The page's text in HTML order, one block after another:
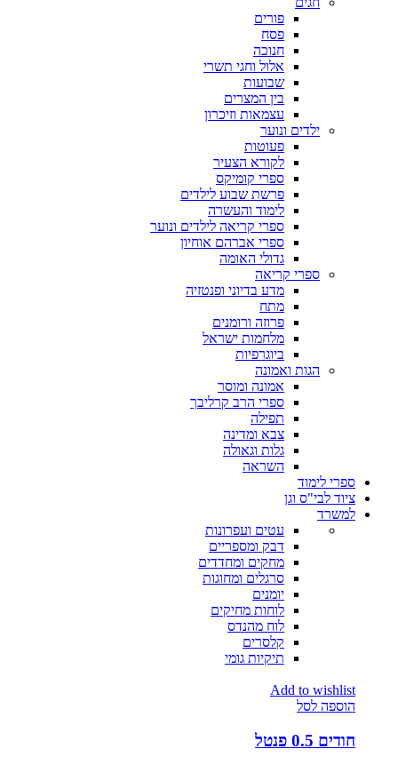
פורים
פסח
חנוכה
אלול וחגי תשרי
שבועות
בין המצרים
עצמאות וזיכרון
ילדים ונוער
פעוטות
לקורא הצעיר
ספרי קומיקס
פרשת שבוע לילדים
לימוד והעשרה
ספרי קריאה לילדים ונוער
ספרי אברהם אוחיון
גדולי האומה
ספרי קריאה
מדע בדיוני ופנטזיה
מתח
פרוזה ורומנים
מלחמות ישראל
ביוגרפיות
הגות ואמונה
אמונה ומוסר
ספרי הרב קרליבך
תפילה
צבא ומדינה
גלות וגאולה
השראה
ספרי לימוד
ציוד לבי"ס וגן
למשרד
עטים ועפרונות
דבק ומספריים
מחקים ומחדדים
סרגלים ומחוגות
יומנים
לוחות מחיקים
לוח מהנדס
קלסרים
תיקיות גומי
Add to wishlist
הוספה לסל
חודים 0.5 פנטל